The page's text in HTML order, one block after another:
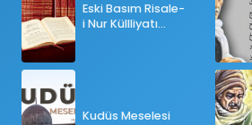
Eski Basım Risale-
i Nur Küllliyatı
Kudüs Meselesi